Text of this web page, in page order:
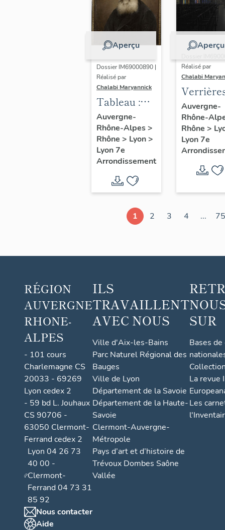
Aperçu
Dossier IM69000890 |
Réalisé par
Chalabi Maryannick
Tableau :
portrait du
Père
Augustin
Planque
Auvergne-
Rhône-Alpes>
Rhône > Lyon>
Lyon 7e
Arrondissement
Aperçu
Réalisé par
Chalabi
Auvergne-
Rhône-
Rhône >
Lyon 7e
1 2 3 4 ... 75
RÉGION
AUVERGNE
RHONE-
ALPES
- 101 cours
Charlemagne CS
20033 - 69269
Lyon cedex 2
- 59 bd L. Jouhaux
CS 90706 -
63050 Clermont-
Ferrand cedex 2
Lyon 04 26 73
40 00 -
Clermont-
Ferrand 04 73 31
85 92
Nous contacter
Aide
ILS
TRAVAILLENT
AVEC NOUS
Ville d'Aix-les-Bains
Parc Naturel Régional des
Bauges
Ville de Lyon
Département de la Savoie
Département de la Haute-
Savoie
Clermont-Auvergne-
Métropole
Pays d’art et d’histoire de
Trévoux Dombes Saône
Vallée
SUR
Bases
La revue
Les